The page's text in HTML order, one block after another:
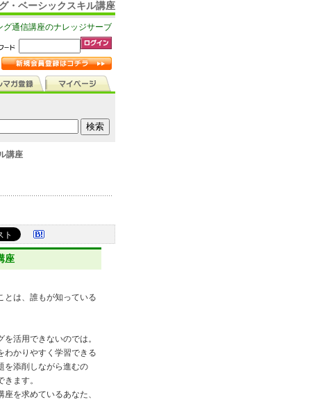
・ベーシックスキル講座
通信講座のナレッジサーブ
講座
座
とは、誰もが知っている
活用できないのでは。
わかりやすく学習できる
を添削しながら進むの
ます。
を求めているあなた、